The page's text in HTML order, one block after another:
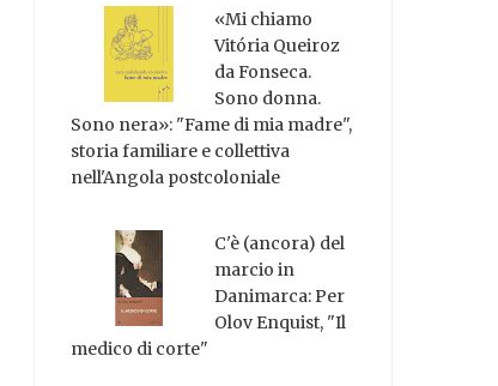
«Mi chiamo
Vitória Queiroz
da Fonseca.
Sono donna.
Sono nera»: "Fame di mia madre",
storia familiare e collettiva
nell'Angola postcoloniale
C'è (ancora) del
marcio in
Danimarca: Per
Olov Enquist, "Il
medico di corte"